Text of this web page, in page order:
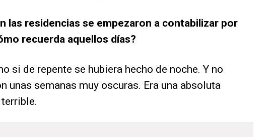
las residencias se empezaron a contabilizar por
recuerda aquellos días?
si de repente se hubiera hecho de noche. Y no
unas semanas muy oscuras. Era una absoluta